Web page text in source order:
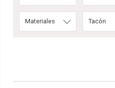
Materiales Tacón